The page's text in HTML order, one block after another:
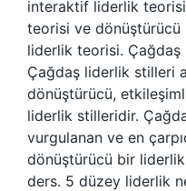
interaktif liderlik
teorisi ve dönüştürücü
liderlik teorisi. Çağdaş
Çağdaş liderlik stilleri
dönüştürücü,
liderlik stilleridir.
vurgulanan ve en
dönüştürücü bir liderlik
ders. 5 düzey liderlik